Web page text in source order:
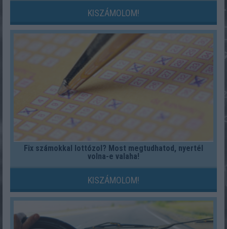
KISZÁMOLOM!
Fix számokkal lottózol? Most megtudhatod, nyertél
volna-e valaha!
KISZÁMOLOM!